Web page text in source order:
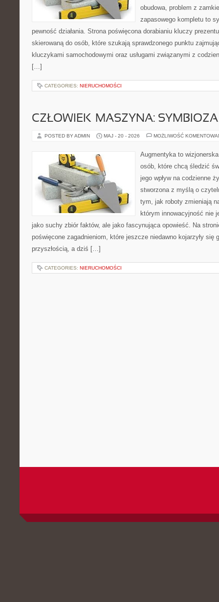
obudowa, problem z
zapasowego kompletu to
pewność działania. Strona poświęcona dorabianiu kluczy
skierowaną do osób, które szukają sprawdzonego punktu
kluczykami samochodowymi oraz usługami związanymi z
[…]
CATEGORIES: NIERUCHOMOŚCI
CZŁOWIEK–MASZYNA: SYMBIOZA
POSTED BY ADMIN MAJ - 20 - 2026 MOŻLIWOŚĆ
Augmentyka to
osób, które chcą śledzić
jego wpływ na codzienne
stworzona z myślą o
tym, jak roboty zmieniają
którym innowacyjność nie
jako suchy zbiór faktów, ale jako fascynująca opowieść. Na
poświęcone zagadnieniom, które jeszcze niedawno kojarzyły się
przyszłością, a dziś […]
CATEGORIES: NIERUCHOMOŚCI